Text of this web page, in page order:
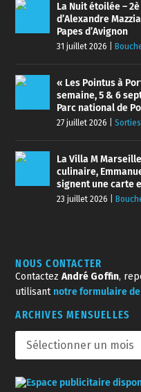
La Nuit étoilée –
d’Alexandre
Papes d’Avignon
31 juillet 2026
« Les Pointus à
semaine, 5 & 6
Parc national de
27 juillet 2026 |
La Villa M
culinaire,
signent une carte
23 juillet 2026
NOUS CONTACTER
ContactezAndré Goffin,
utilisant notre formulaire
ARCHIVES MENSUELLES